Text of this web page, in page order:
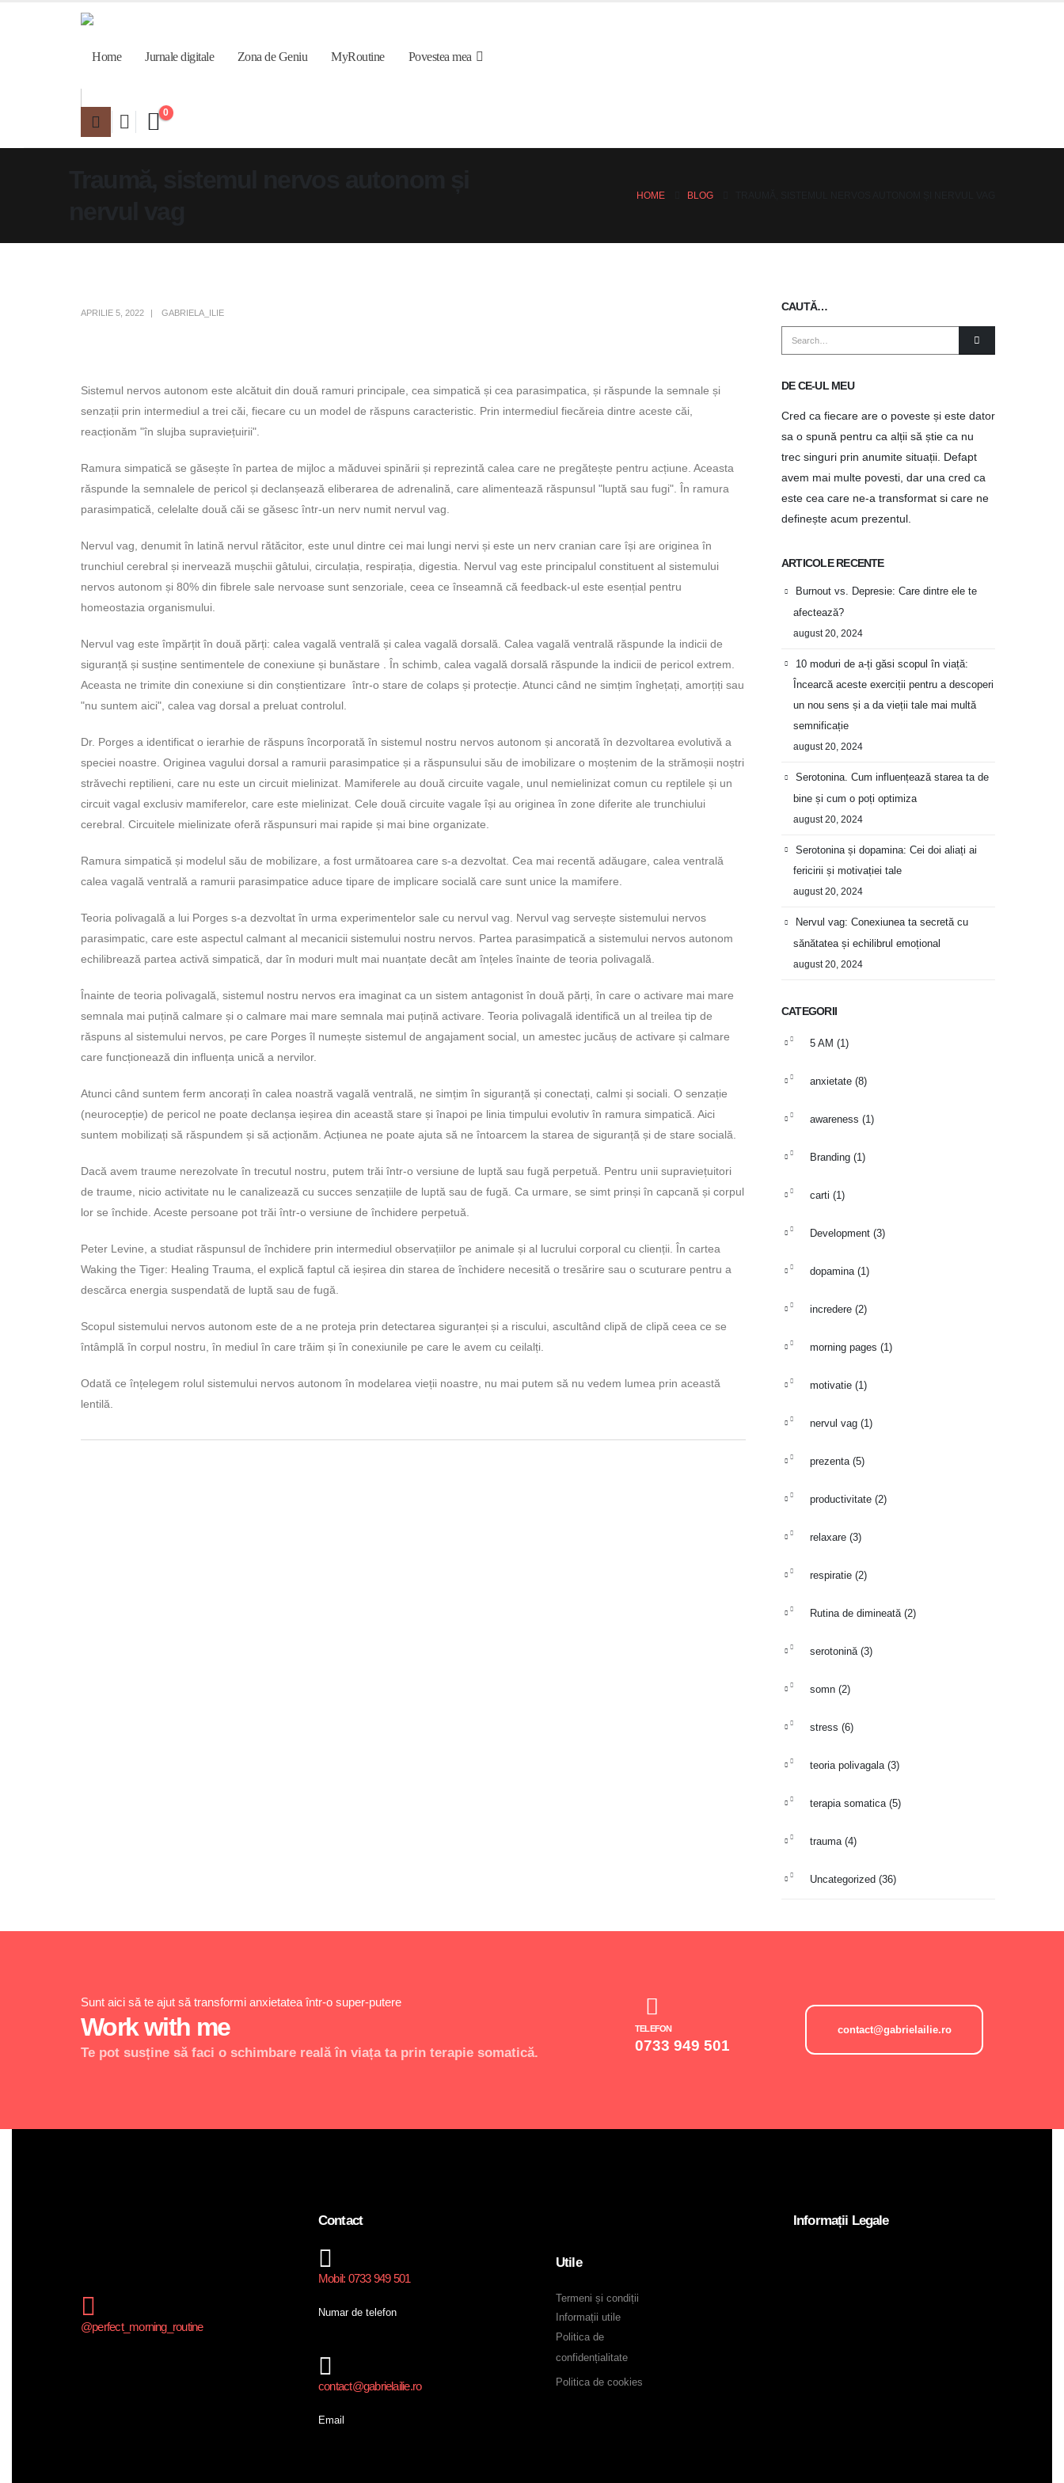
Home Jurnale digitale Zona de Geniu MyRoutine Povestea mea
0
HOME BLOG
APRILIE 5, 2022 GABRIELA_ILIE
Sistemul nervos autonom este alcătuit din două ramuri principale, cea simpatică și cea parasimpatica, și răspunde la semnale și
senzații prin intermediul a trei căi, fiecare cu un model de răspuns caracteristic. Prin intermediul fiecăreia dintre aceste căi,
reacționăm "în slujba supraviețuirii".
Ramura simpatică se găsește în partea de mijloc a măduvei spinării și reprezintă calea care ne pregătește pentru acțiune. Aceasta
răspunde la semnalele de pericol și declanșează eliberarea de adrenalină, care alimentează răspunsul "luptă sau fugi". În ramura
parasimpatică, celelalte două căi se găsesc într-un nerv numit nervul vag.
Nervul vag, denumit în latină nervul rătăcitor, este unul dintre cei mai lungi nervi și este un nerv cranian care își are originea în
trunchiul cerebral și inervează mușchii gâtului, circulația, respirația, digestia. Nervul vag este principalul constituent al sistemului
nervos autonom și 80% din fibrele sale nervoase sunt senzoriale, ceea ce înseamnă că feedback-ul este esențial pentru
homeostazia organismului.
Nervul vag este împărțit în două părți: calea vagală ventrală și calea vagală dorsală. Calea vagală ventrală răspunde la indicii de
siguranță și susține sentimentele de conexiune și bunăstare . În schimb, calea vagală dorsală răspunde la indicii de pericol extrem.
Aceasta ne trimite din conexiune si din conștientizare într-o stare de colaps și protecție. Atunci când ne simțim înghețați, amorțiți sau
"nu suntem aici", calea vag dorsal a preluat controlul.
Dr. Porges a identificat o ierarhie de răspuns încorporată în sistemul nostru nervos autonom și ancorată în dezvoltarea evolutivă a
speciei noastre. Originea vagului dorsal a ramurii parasimpatice și a răspunsului său de imobilizare o moștenim de la strămoșii noștri
străvechi reptilieni, care nu este un circuit mielinizat. Mamiferele au două circuite vagale, unul nemielinizat comun cu reptilele și un
circuit vagal exclusiv mamiferelor, care este mielinizat. Cele două circuite vagale își au originea în zone diferite ale trunchiului
cerebral. Circuitele mielinizate oferă răspunsuri mai rapide și mai bine organizate.
Ramura simpatică și modelul său de mobilizare, a fost următoarea care s-a dezvoltat. Cea mai recentă adăugare, calea ventrală
calea vagală ventrală a ramurii parasimpatice aduce tipare de implicare socială care sunt unice la mamifere.
Teoria polivagală a lui Porges s-a dezvoltat în urma experimentelor sale cu nervul vag. Nervul vag servește sistemului nervos
parasimpatic, care este aspectul calmant al mecanicii sistemului nostru nervos. Partea parasimpatică a sistemului nervos autonom
echilibrează partea activă simpatică, dar în moduri mult mai nuanțate decât am înțeles înainte de teoria polivagală.
Înainte de teoria polivagală, sistemul nostru nervos era imaginat ca un sistem antagonist în două părți, în care o activare mai mare
semnala mai puțină calmare și o calmare mai mare semnala mai puțină activare. Teoria polivagală identifică un al treilea tip de
răspuns al sistemului nervos, pe care Porges îl numește sistemul de angajament social, un amestec jucăuș de activare și calmare
care funcționează din influența unică a nervilor.
Atunci când suntem ferm ancorați în calea noastră vagală ventrală, ne simțim în siguranță și conectați, calmi și sociali. O senzație
(neurocepție) de pericol ne poate declanșa ieșirea din această stare și înapoi pe linia timpului evolutiv în ramura simpatică. Aici
suntem mobilizați să răspundem și să acționăm. Acțiunea ne poate ajuta să ne întoarcem la starea de siguranță și de stare socială.
Dacă avem traume nerezolvate în trecutul nostru, putem trăi într-o versiune de luptă sau fugă perpetuă. Pentru unii supraviețuitori
de traume, nicio activitate nu le canalizează cu succes senzațiile de luptă sau de fugă. Ca urmare, se simt prinși în capcană și corpul
lor se închide. Aceste persoane pot trăi într-o versiune de închidere perpetuă.
Peter Levine, a studiat răspunsul de închidere prin intermediul observațiilor pe animale și al lucrului corporal cu clienții. În cartea
Waking the Tiger: Healing Trauma, el explică faptul că ieșirea din starea de închidere necesită o tresărire sau o scuturare pentru a
descărca energia suspendată de luptă sau de fugă.
Scopul sistemului nervos autonom este de a ne proteja prin detectarea siguranței și a riscului, ascultând clipă de clipă ceea ce se
întâmplă în corpul nostru, în mediul în care trăim și în conexiunile pe care le avem cu ceilalți.
Odată ce înțelegem rolul sistemului nervos autonom în modelarea vieții noastre, nu mai putem să nu vedem lumea prin această
lentilă.
CAUTĂ…
DE CE-UL MEU
Cred ca fiecare are o poveste și este dator
sa o spună pentru ca alții să știe ca nu
trec singuri prin anumite situații. Defapt
avem mai multe povesti, dar una cred ca
este cea care ne-a transformat si care ne
definește acum prezentul.
ARTICOLE RECENTE
Burnout vs. Depresie: Care dintre ele te
afectează?
august 20, 2024
10 moduri de a-ți găsi scopul în viață:
Încearcă aceste exerciții pentru a descoperi
un nou sens și a da vieții tale mai multă
semnificație
august 20, 2024
Serotonina. Cum influențează starea ta de
bine și cum o poți optimiza
august 20, 2024
Serotonina și dopamina: Cei doi aliați ai
fericirii și motivației tale
august 20, 2024
Nervul vag: Conexiunea ta secretă cu
sănătatea și echilibrul emoțional
august 20, 2024
CATEGORII
5 AM (1)
anxietate (8)
awareness (1)
Branding (1)
carti (1)
Development (3)
dopamina (1)
incredere (2)
morning pages (1)
motivatie (1)
nervul vag (1)
prezenta (5)
productivitate (2)
relaxare (3)
respiratie (2)
Rutina de dimineată (2)
serotonină (3)
somn (2)
stress (6)
teoria polivagala (3)
terapia somatica (5)
trauma (4)
Uncategorized (36)
Sunt aici să te ajut să transformi anxietatea într-o super-putere
Work with me
Te pot susține să faci o schimbare reală în viața ta prin terapie somatică.
TELEFON
0733 949 501
contact@gabrielailie.ro
@perfect_morning_routine
Contact
Mobil: 0733 949 501
Numar de telefon
contact@gabrielailie.ro
Email
Utile
Termeni și condiții
Informații utile
Politica de
confidențialitate
Politica de cookies
Informații Legale